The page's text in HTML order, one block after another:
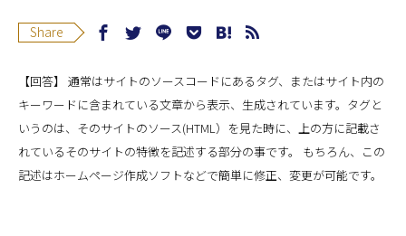
Share
【回答】 通常はサイトのソースコードにあるタグ、またはサイト内の
キーワードに含まれている文章から表示、生成されています。タグと
いうのは、そのサイトのソース(HTML）を見た時に、上の方に記載さ
れているそのサイトの特徴を記述する部分の事です。 もちろん、この
記述はホームページ作成ソフトなどで簡単に修正、変更が可能です。